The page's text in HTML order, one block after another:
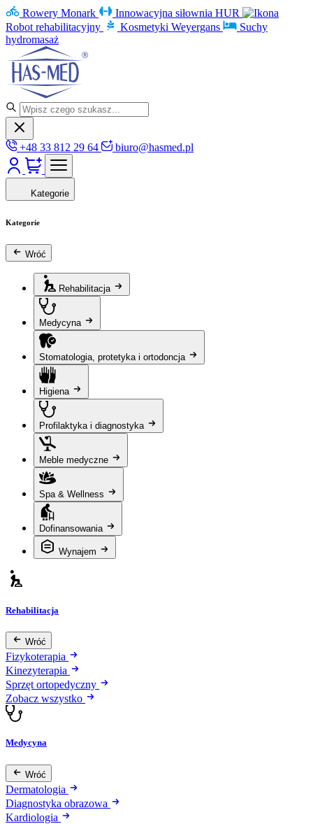
Rowery Monark
Innowacyjna siłownia HUR
Robot rehabilitacyjny
Kosmetyki Weyergans
Suchy
hydromasaż
+48 33 812 29 64 biuro@hasmed.pl
Kategorie
Kategorie
Wróć
Rehabilitacja
Medycyna
Stomatologia, protetyka i ortodoncja
Higiena
Profilaktyka i diagnostyka
Meble medyczne
Spa & Wellness
Dofinansowania
Wynajem
Rehabilitacja
Wróć
Fizykoterapia
Kinezyterapia
Sprzęt ortopedyczny
Zobacz wszystko
Medycyna
Wróć
Dermatologia
Diagnostyka obrazowa
Kardiologia